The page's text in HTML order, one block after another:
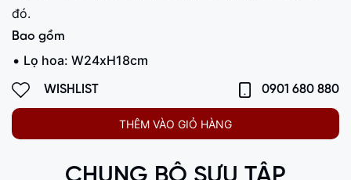
đó.
Bao gồm
Lọ hoa: W24xH18cm
WISHLIST 0901 680 880
THÊM VÀO GIỎ HÀNG